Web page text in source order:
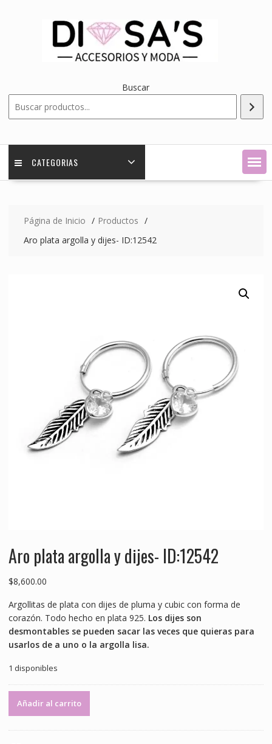
Buscar
CATEGORIAS
Página de Inicio
Productos
Aro plata argolla y dijes- ID:12542
Aro plata argolla y dijes- ID:12542
$8,600.00
Argollitas de plata con dijes de pluma y cubic con forma de
corazón. Todo hecho en plata 925. Los dijes son
desmontables se pueden sacar las veces que quieras para
usarlos de a uno o la argolla lisa.
1 disponibles
plata
Añadir al carrito